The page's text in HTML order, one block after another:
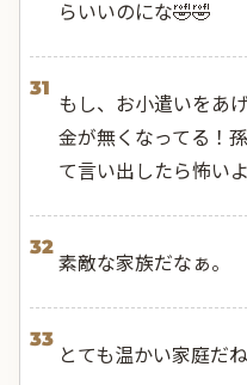
らいいのにな🤣🤣
31
もし、お小遣いをあ
金が無くなってる！
て言い出したら怖い
32
素敵な家族だなぁ。
33
とても温かい家庭だね